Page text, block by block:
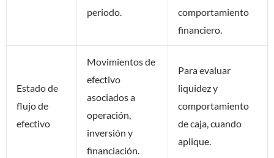
periodo.
comportamiento
financiero.
Estado de
flujo de
efectivo
Movimientos de
efectivo
asociados a
operación,
inversión y
financiación.
Para evaluar
liquidez y
comportamiento
de caja, cuando
aplique.